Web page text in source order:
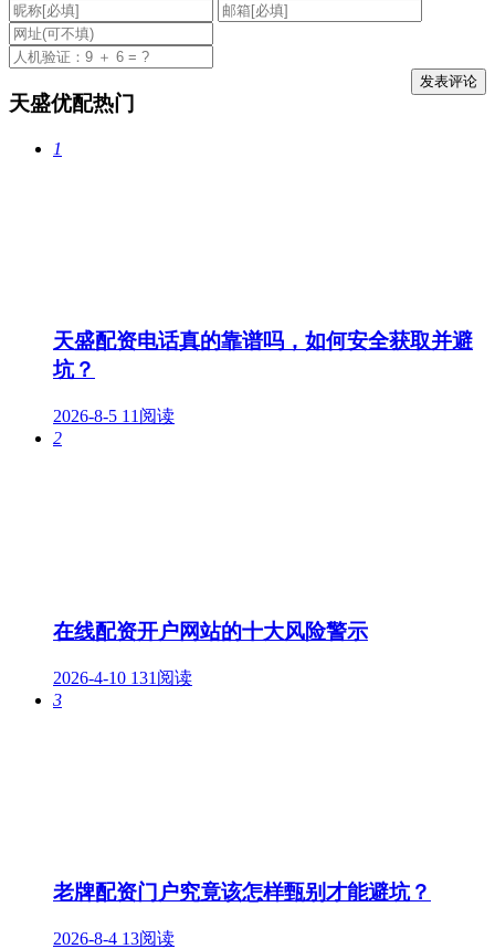
天盛优配热门
1
天盛配资电话真的靠谱吗，如何安全获取并避
坑？
2026-8-5 11阅读
2
在线配资开户网站的十大风险警示
2026-4-10 131阅读
3
老牌配资门户究竟该怎样甄别才能避坑？
2026-8-4 13阅读